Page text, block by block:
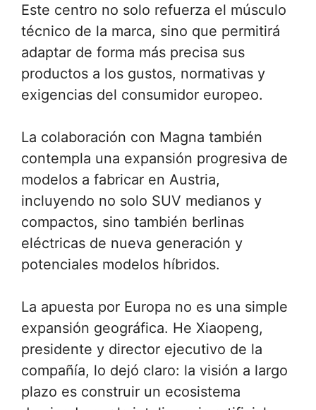
Este centro no solo refuerza el músculo
técnico de la marca, sino que permitirá
adaptar de forma más precisa sus
productos a los gustos, normativas y
exigencias del consumidor europeo.
La colaboración con Magna también
contempla una expansión progresiva de
modelos a fabricar en Austria,
incluyendo no solo SUV medianos y
compactos, sino también berlinas
eléctricas de nueva generación y
potenciales modelos híbridos.
La apuesta por Europa no es una simple
expansión geográfica. He Xiaopeng,
presidente y director ejecutivo de la
compañía, lo dejó claro: la visión a largo
plazo es construir un ecosistema